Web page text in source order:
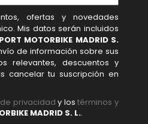
ofertas y novedades
Mis datos serán incluidos
MOTORBIKE MADRID S.
de información sobre sus
relevantes, descuentos y
cancelar tu suscripción en
privacidad y lostérminos y
MADRID S. L..